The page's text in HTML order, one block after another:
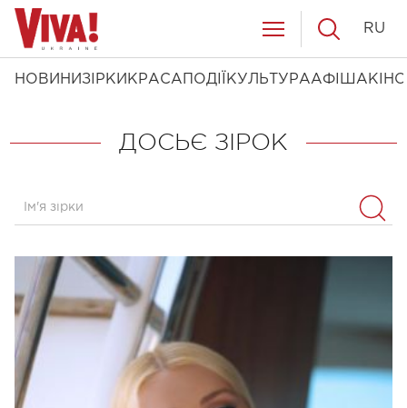
НОВИНИ ЗІРКИ КРАСА ПОДІЇ КУЛЬТУРААФІША КІНО
RU
ДОСЬЄ ЗІРОК